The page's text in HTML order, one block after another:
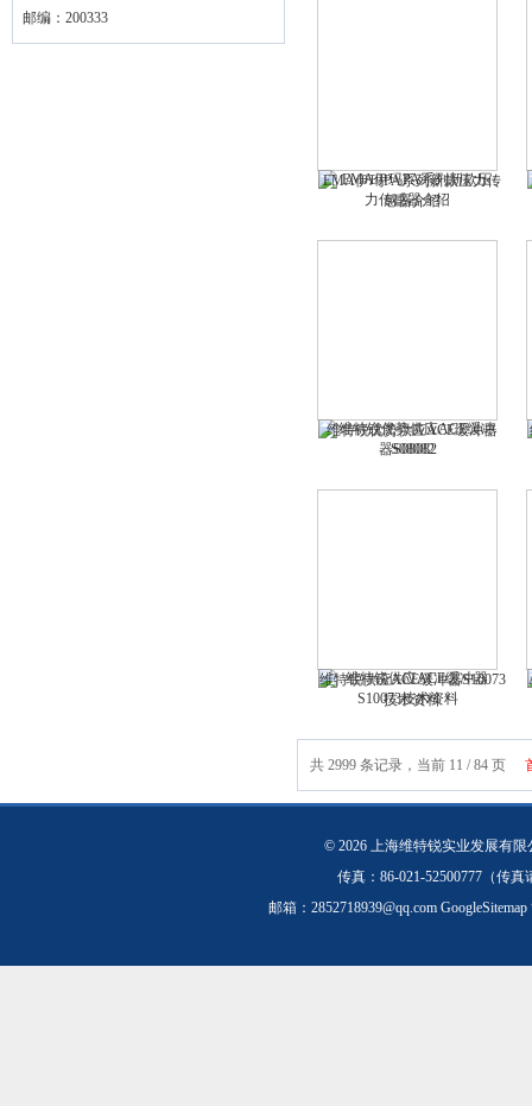
邮编：200333
EMA伊玛PA系列新款压力传
感器介绍
维特锐优势供应ACE缓冲器
S08082
维特锐供应ACE缓冲器S10073
技术资料
共 2999 条记录，当前 11 / 84 页
© 2026 上海维特锐实业发展有
传真：86-021-52500777（传
邮箱： 2852718939@qq.com GoogleSitemap